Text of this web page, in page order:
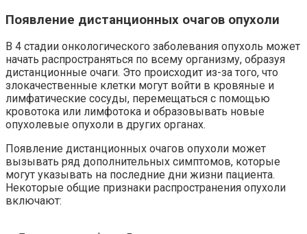
Появление дистанционных очагов опухоли
В 4 стадии онкологического заболевания опухоль может
начать распространяться по всему организму, образуя
дистанционные очаги. Это происходит из-за того, что
злокачественные клетки могут войти в кровяные и
лимфатические сосуды, перемещаться с помощью
кровотока или лимфотока и образовывать новые
опухолевые опухоли в других органах.
Появление дистанционных очагов опухоли может
вызывать ряд дополнительных симптомов, которые
могут указывать на последние дни жизни пациента.
Некоторые общие признаки распространения опухоли
включают: